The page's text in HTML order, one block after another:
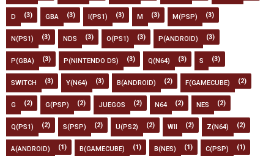
D (3) GBA (3) I(PS1) (3) M (3) M(PSP) (3)
N(PS1) (3) NDS (3) O(PS1) (3) P(ANDROID) (3)
P(GBA) (3) P(NINTENDO DS) (3) Q(N64) (3) S (3)
SWITCH (3) Y(N64) (3) B(ANDROID) (2) F(GAMECUBE) (2)
G (2) G(PSP) (2) JUEGOS (2) N64 (2) NES (2)
Q(PS1) (2) S(PSP) (2) U(PS2) (2) WII (2) Z(N64) (2)
A(ANDROID) (1) B(GAMECUBE) (1) B(NES) (1) C(PSP) (1)